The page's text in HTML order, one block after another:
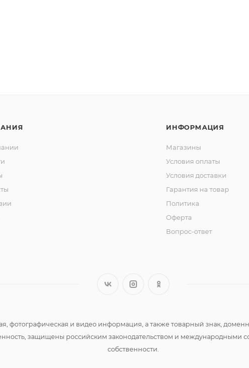
ИНФОРМАЦИЯ
Магазины
Условия оплаты
Условия доставки
Гарантия на товар
Политика
Оферта
Вопрос-ответ
фотографическая и видео информация, а также товарный знак,
защищены российским законодательством и международными
собственности.